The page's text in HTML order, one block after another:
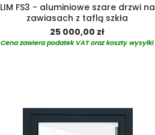
LIM FS3 - aluminiowe szare drzwi na
zawiasach z taflą szkła
25 000,00 zł
Cena zawiera podatek VAT oraz koszty wysyłki